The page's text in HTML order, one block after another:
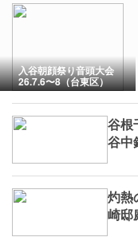
入谷朝顔祭り音頭大会
26.7.6〜8（台東区）
谷根
谷中
灼熱
崎邸